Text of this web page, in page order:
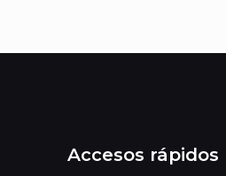
Accesos rápidos